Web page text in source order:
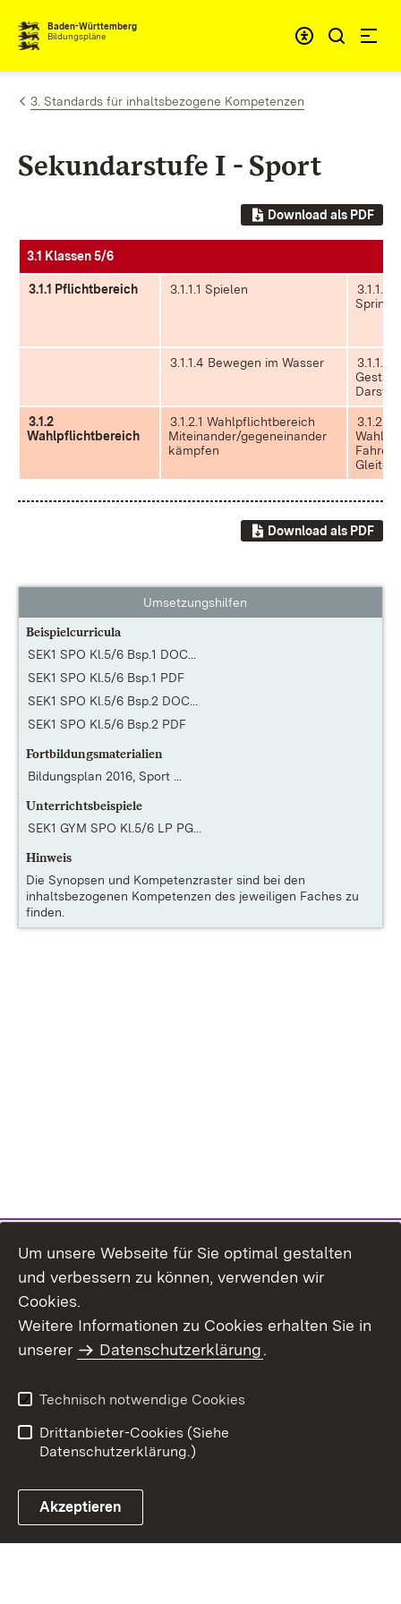
Zum Inhalt springen
Baden-Württemberg
Bildungspläne
3. Standards für inhaltsbezogene Kompetenzen
Sekundarstufe I - Sport
Download als PDF
3.1 Klassen 5/6
3.1.1 Pflichtbereich 3.1.1.1 Spielen
3.1.1.2
3.1.1.4 Bewegen im Wasser
3.1.1.5
3.1.2
Wahlpflichtbereich
3.1.2.1 Wahlpflichtbereich
Miteinander/gegeneinander
kämpfen
3.1.2.2
Gleiten
Download als PDF
Umsetzungshilfen
Beispielcurricula
SEK1 SPO Kl.5/6 Bsp.1 DOC...
SEK1 SPO Kl.5/6 Bsp.1 PDF
SEK1 SPO Kl.5/6 Bsp.2 DOC...
SEK1 SPO Kl.5/6 Bsp.2 PDF
Fortbildungsmaterialien
Bildungsplan 2016, Sport ...
Unterrichtsbeispiele
SEK1 GYM SPO Kl.5/6 LP PG...
Hinweis
Die Synopsen und Kompetenzraster sind bei den
inhaltsbezogenen Kompetenzen des jeweiligen Faches zu
finden.
Um unsere Webseite für Sie optimal gestalten
und verbessern zu können, verwenden wir
Cookies.
Weitere Informationen zu Cookies erhalten Sie in
unserer
Datenschutzerklärung.
Technisch notwendige Cookies
Drittanbieter-Cookies (Siehe
Datenschutzerklärung.)
Akzeptieren